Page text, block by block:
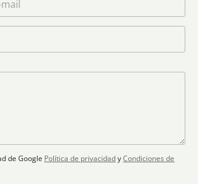
de Google Política de privacidad yCondiciones de